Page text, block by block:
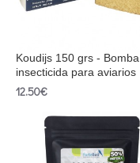
Koudijs 150 grs - Bomba
insecticida para aviarios
12.50€